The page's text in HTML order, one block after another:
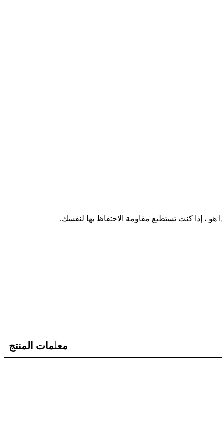
هو ، إذا كنت تستطيع مقاومة الاحتفاظ بها لنفسك.
معلمات المنتج